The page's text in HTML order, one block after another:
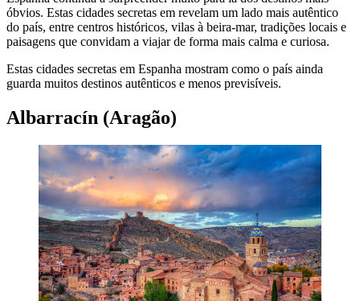
óbvios. Estas cidades secretas em revelam um lado mais autêntico
do país, entre centros históricos, vilas à beira-mar, tradições locais e
paisagens que convidam a viajar de forma mais calma e curiosa.
Estas cidades secretas em Espanha mostram como o país ainda
guarda muitos destinos autênticos e menos previsíveis.
Albarracín (Aragão)